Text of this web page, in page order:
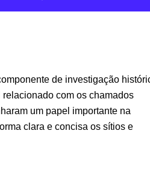
de investigação
com os chamados
um papel importante na
clara e concisa os sítios e